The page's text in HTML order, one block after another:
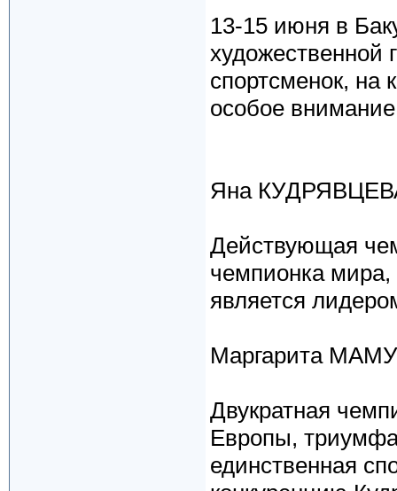
13-15 июня в
художественной
спортсменок, на
особое
Яна
Действующая
чемпионка мира,
является
Маргарита
Двукратная
Европы,
единственная